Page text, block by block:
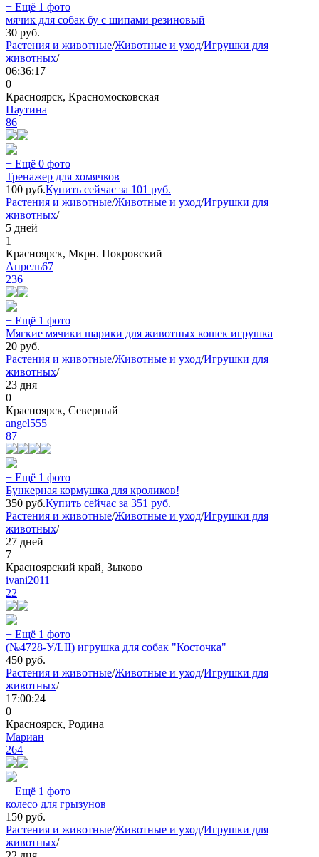
+ Ещё 1 фото
мячик для собак бу с шипами резиновый
30 руб.
Растения и животные/Животные и уход/Игрушки для
животных/
06:36:17
0
Красноярск, Красномосковская
Паутинa
86
+ Ещё 0 фото
Тренажер для хомячков
100 руб.Купить сейчас за 101 руб.
Растения и животные/Животные и уход/Игрушки для
животных/
5 дней
1
Красноярск, Мкрн. Покровский
Апрель67
236
+ Ещё 1 фото
Мягкие мячики шарики для животных кошек игрушка
20 руб.
Растения и животные/Животные и уход/Игрушки для
животных/
23 дня
0
Красноярск, Северный
angel555
87
+ Ещё 1 фото
Бункерная кормушка для кроликов!
350 руб.Купить сейчас за 351 руб.
Растения и животные/Животные и уход/Игрушки для
животных/
27 дней
7
Красноярский край, Зыково
ivani2011
22
+ Ещё 1 фото
(№4728-У/LII) игрушка для собак "Косточка"
450 руб.
Растения и животные/Животные и уход/Игрушки для
животных/
17:00:24
0
Красноярск, Родина
Мариан
264
+ Ещё 1 фото
колесо для грызунов
150 руб.
Растения и животные/Животные и уход/Игрушки для
животных/